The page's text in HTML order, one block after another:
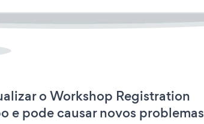
o Workshop Registration
e pode causar novos problemas